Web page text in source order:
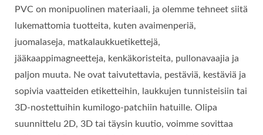
PVC on monipuolinen materiaali, ja olemme tehneet siitä
lukemattomia tuotteita, kuten avaimenperiä,
juomalaseja, matkalaukkuetikettejä,
jääkaappimagneetteja, kenkäkoristeita, pullonavaajia ja
paljon muuta. Ne ovat taivutettavia, pestäviä, kestäviä ja
sopivia vaatteiden etiketteihin, laukkujen tunnisteisiin tai
3D-nostettuihin kumilogo-patchiin hatuille. Olipa
suunnittelu 2D, 3D tai täysin kuutio, voimme sovittaa